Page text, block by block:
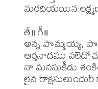
మరదియయిన
తే॥ గీ॥
అన్న పొమ్మయ్య,
ఆర్తనాదము
నా మనసుకీడు
లైన